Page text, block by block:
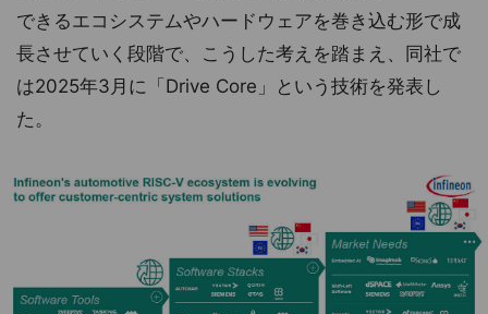
できるエコシステムやハードウェアを巻き込む形で成
長させていく段階で、こうした考えを踏まえ、同社で
は2025年3月に「Drive Core」という技術を発表し
た。